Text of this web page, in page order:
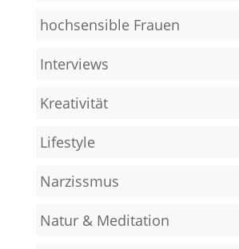
hochsensible Frauen
Interviews
Kreativität
Lifestyle
Narzissmus
Natur & Meditation